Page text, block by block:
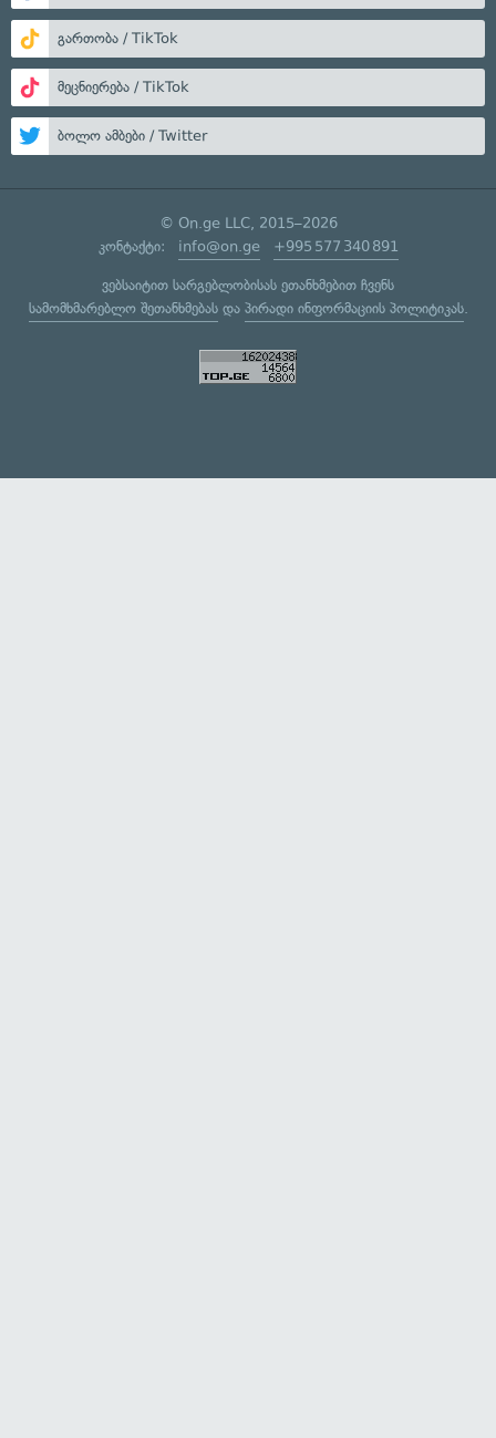
გართობა / TikTok
მეცნიერება / TikTok
ბოლო ამბები / Twitter
© On.ge LLC, 2015–2026
კონტაქტი: info@on.ge +995 577 340 891
ვებსაიტით სარგებლობისას ეთანხმებით ჩვენს
სამომხმარებლო შეთანხმებასდა პირადი ინფორმაციის პოლიტიკას.